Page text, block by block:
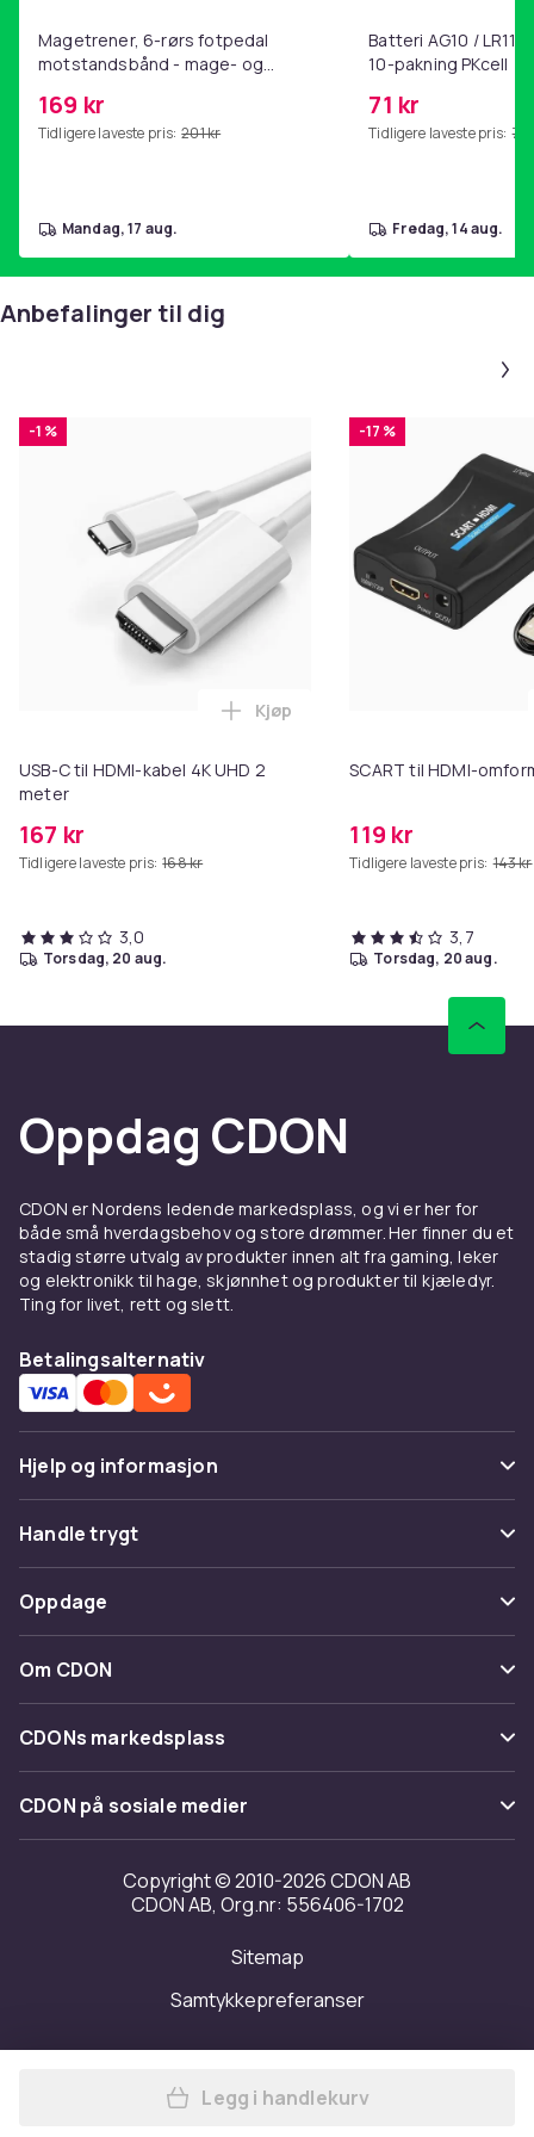
Magetrener, 6-rørs fotpedal
motstandsbånd - mage- og
hjemmegymnastikk Pink
169 kr
Tidligere laveste pris: 201 kr
mandag, 17 aug.
Batteri AG10 /
10-pakning PKcell
71 kr
Tidligere laveste pris: 76
fredag, 14 aug.
Anbefalinger til dig
-1 %
USB-C til HDMI-kabel 4K UHD 2
meter
167 kr
Tidligere laveste pris: 168 kr
Legg USB-C til HDMI-kabel 4K
Kjøp
3,0
torsdag, 20 aug.
-17 %
SCART til HDMI-
119 kr
Tidligere laveste pris: 143 kr
3,7
torsdag, 20 aug.
Oppdag CDON
CDON er Nordens ledende markedsplass, og vi er her for
både små hverdagsbehov og store drømmer. Her finner du et
stadig større utvalg av produkter innen alt fra gaming, leker
og elektronikk til hage, skjønnhet og produkter til kjæledyr.
Ting for livet, rett og slett.
Betalingsalternativ
Hjelp og informasjon
Vanlige spørsmål
Spor pakke
Angre & returner her
Kontakt oss
Handle trygt
Betaling
Levering
Tilbakekallinger
Oppdage
Kategorier
Varemerker
Om CDON
Om oss
Kundeanmeldelser
Jobbe på CDON
Investor relations
Tilgjengelighet
CDONs markedsplass
Merchant Help Center
CDON på sosiale medier
Copyright © 2010-2026 CDON AB
CDON AB, Org.nr: 556406-1702
Sitemap
Samtykkepreferanser
Legg Lekebiler med
Legg i handlekurv